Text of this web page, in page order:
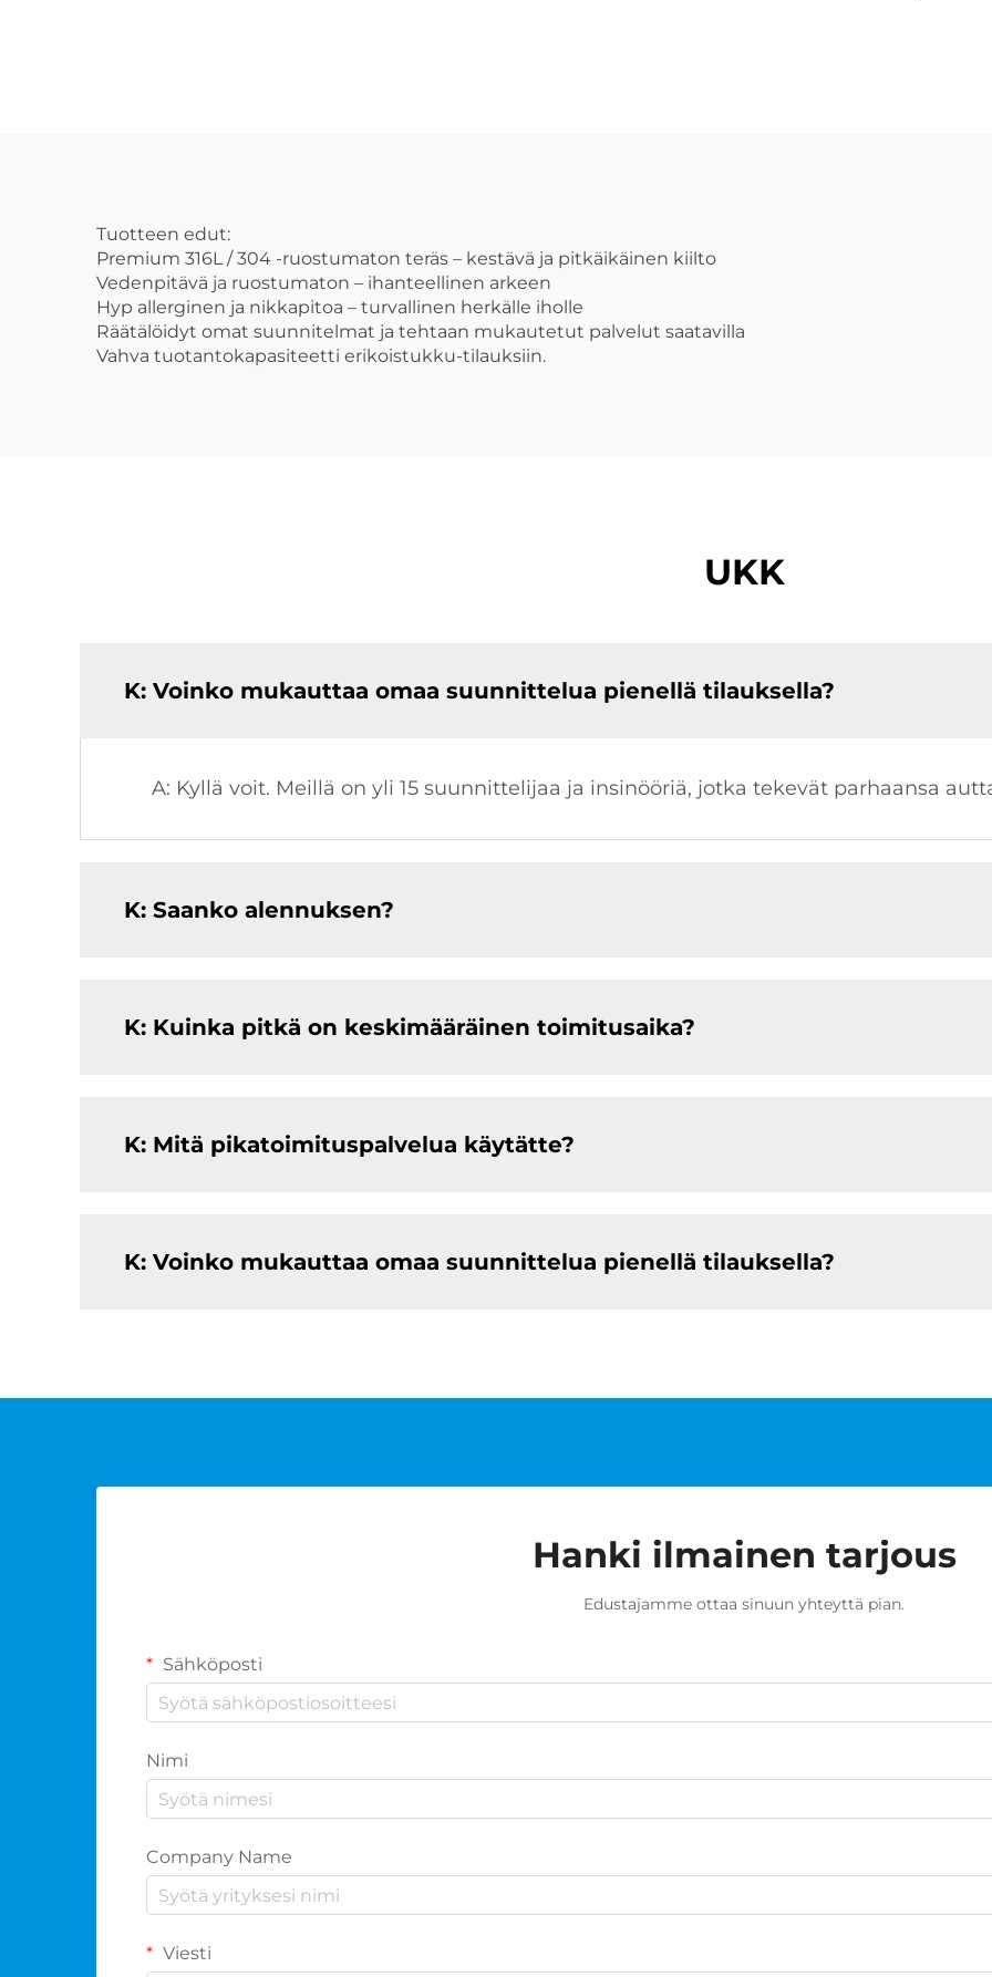
Tuotteen edut:
Premium 316L / 304 -ruostumaton teräs – kestävä ja pitkäikäinen kiilto
Vedenpitävä ja ruostumaton – ihanteellinen arkeen
Hyp allerginen ja nikkapitoa – turvallinen herkälle iholle
Räätälöidyt omat suunnitelmat ja tehtaan mukautetut palvelut saatavilla
Vahva tuotantokapasiteetti erikoistukku-tilauksiin.
UKK
K: Voinko mukauttaa omaa suunnittelua pienellä tilauksella?
A: Kyllä voit. Meillä on yli 15 suunnittelijaa ja insinööriä, jotka tekevät parhaansa
K: Saanko alennuksen?
K: Kuinka pitkä on keskimääräinen toimitusaika?
K: Mitä pikatoimituspalvelua käytätte?
K: Voinko mukauttaa omaa suunnittelua pienellä tilauksella?
Hanki ilmainen tarjous
Edustajamme ottaa sinuun yhteyttä pian.
Sähköposti
Nimi
Company Name
Viesti